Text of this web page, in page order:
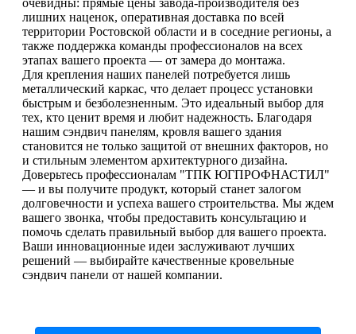
очевидны: прямые цены завода-производителя без
лишних наценок, оперативная доставка по всей
территории Ростовской области и в соседние регионы, а
также поддержка команды профессионалов на всех
этапах вашего проекта — от замера до монтажа.
Для крепления наших панелей потребуется лишь
металлический каркас, что делает процесс установки
быстрым и безболезненным. Это идеальный выбор для
тех, кто ценит время и любит надежность. Благодаря
нашим сэндвич панелям, кровля вашего здания
становится не только защитой от внешних факторов, но
и стильным элементом архитектурного дизайна.
Доверьтесь профессионалам "ТПК ЮГПРОФНАСТИЛ"
— и вы получите продукт, который станет залогом
долговечности и успеха вашего строительства. Мы ждем
вашего звонка, чтобы предоставить консультацию и
помочь сделать правильный выбор для вашего проекта.
Ваши инновационные идеи заслуживают лучших
решений — выбирайте качественные кровельные
сэндвич панели от нашей компании.